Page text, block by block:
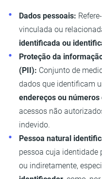
Dados pessoais:
vinculada ou
identificada ou
Proteção da
(PII): Conjunto de
dados que identificam
endereços ou
acessos não
indevido.
Pessoa natural
pessoa cuja identidade
ou indiretamente,